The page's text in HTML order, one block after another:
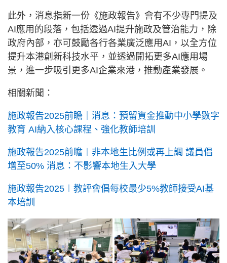
此外，消息指新一份《施政報告》會有不少專門提及
AI應用的段落，包括透過AI提升施政及管治能力，除
政府內部，亦可鼓勵各行各業廣泛應用AI，以全方位
提升本港創新科技水平，並透過開拓更多AI應用場
景，進一步吸引更多AI企業來港，推動產業發展。
相關新聞：
施政報告2025前瞻｜消息：預留資金推動中小學數字
教育 AI納入核心課程、強化教師培訓
施政報告2025前瞻︱非本地生比例或再上調 議員倡
增至50% 消息：不影響本地生入大學
施政報告2025︱教評會倡每校最少5%教師接受AI基
本培訓